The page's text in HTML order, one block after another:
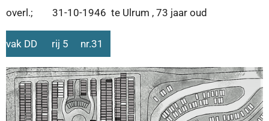
overl.; 31-10-1946 te Ulrum , 73 jaar oud
vak DD rij 5 nr.31